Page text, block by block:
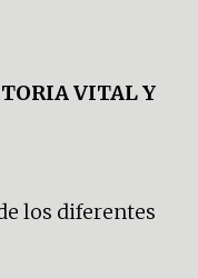
VITAL Y
los diferentes